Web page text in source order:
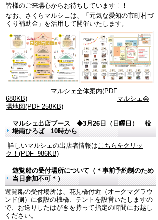
皆様のご来場心からお待ちしています！！
なお、さくらマルシェは、「元気な愛知の市町村づ
くり補助金」を活用して開催いたします。
マルシェ全体案内(PDF
680KB)
マルシェ会
場地図(PDF 258KB)
マルシェ出店ブース ◆3月26日（日曜日） 役
場南ひろば 10時から
詳しいマルシェの出店者情報はこちらをクリッ
ク！(PDF 986KB)
遊覧船の受付場所について（＊事前予約制のため
当日参加不可＊）
遊覧船の受付場所は、花見橋付近（オークマグラウ
ンド側）に仮設の桟橋、テントを設営いたしますの
で、お送りしたはがきを持って指定の時間にお越し
ください。